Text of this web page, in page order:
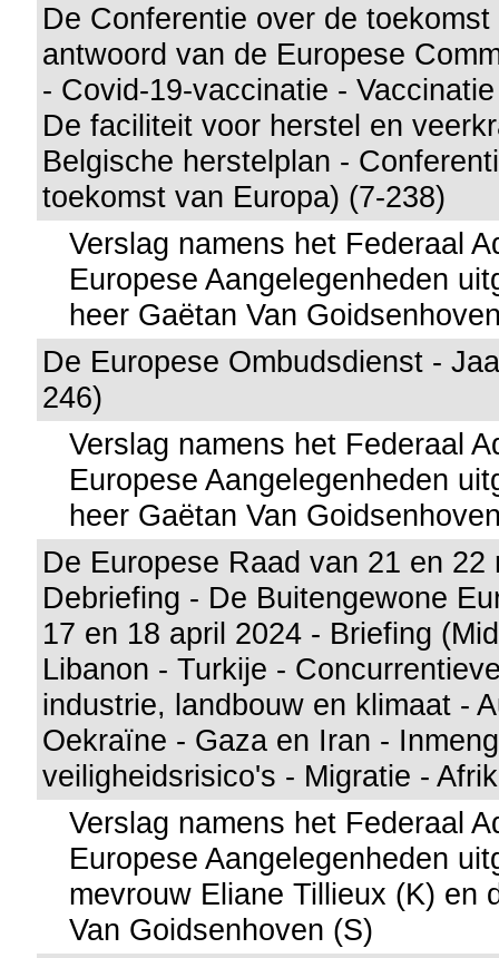
De Conferentie over de
antwoord van de Europese
- Covid-19-vaccinatie -
De faciliteit voor herstel en
Belgische herstelplan -
toekomst van Europa) (7-238)
Verslag namens het Federaal
Europese Aangelegenheden
heer Gaëtan Van
De Europese Ombudsdienst -
246)
Verslag namens het Federaal
Europese Aangelegenheden
heer Gaëtan Van
De Europese Raad van 21 en 22
Debriefing - De Buitengewone
17 en 18 april 2024 - Briefing
Libanon - Turkije -
industrie, landbouw en klimaat -
Oekraïne - Gaza en Iran -
veiligheidsrisico's - Migratie -
Verslag namens het Federaal
Europese Aangelegenheden
mevrouw Eliane Tillieux (K) en
Van Goidsenhoven (S)